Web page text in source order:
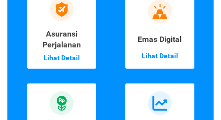
Asuransi
Perjalanan
Lihat Detail
Emas Digital
Lihat Detail